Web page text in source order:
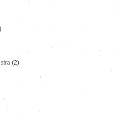
(2)